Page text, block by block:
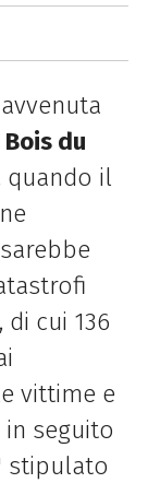
Bois du
quando il
cui 136
vittime e
seguito
stipulato